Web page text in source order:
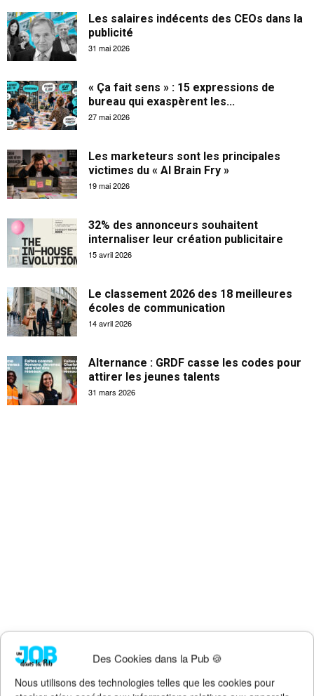
Des Cookies dans la Pub 🍪
Nous utilisons des technologies telles que les cookies pour
Les salaires indécents des CEOs dans la
publicité
31 mai 2026
« Ça fait sens » : 15 expressions de
bureau qui exaspèrent les...
27 mai 2026
Les marketeurs sont les principales
victimes du « AI Brain Fry »
19 mai 2026
32% des annonceurs souhaitent
internaliser leur création publicitaire
15 avril 2026
Le classement 2026 des 18 meilleures
écoles de communication
14 avril 2026
Alternance : GRDF casse les codes pour
attirer les jeunes talents
31 mars 2026